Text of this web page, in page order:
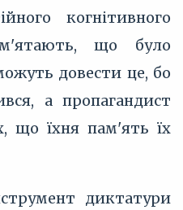
когнітивного
що було
довести це, бо
а пропагандист
що їхня пам'ять їх
диктатури